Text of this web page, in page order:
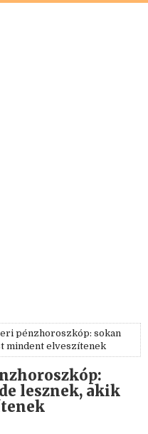
pénzhoroszkóp: sokan
mindent elveszítenek
lesznek, akik